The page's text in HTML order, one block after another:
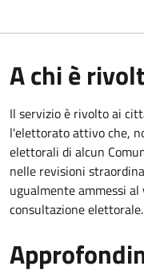
A chi è
Il servizio è rivolto ai
l'elettorato attivo che,
elettorali di alcun
nelle revisioni
ugualmente ammessi
consultazione elettorale.